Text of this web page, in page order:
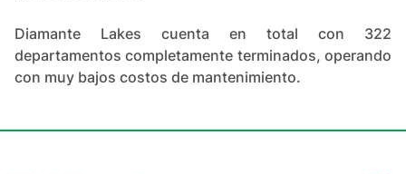
Diamante Lakes cuenta en total con 322
departamentos completamente terminados, operando
con muy bajos costos de mantenimiento.